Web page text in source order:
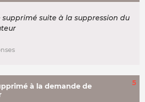
supprimé suite à la suppression du
à la demande de
5